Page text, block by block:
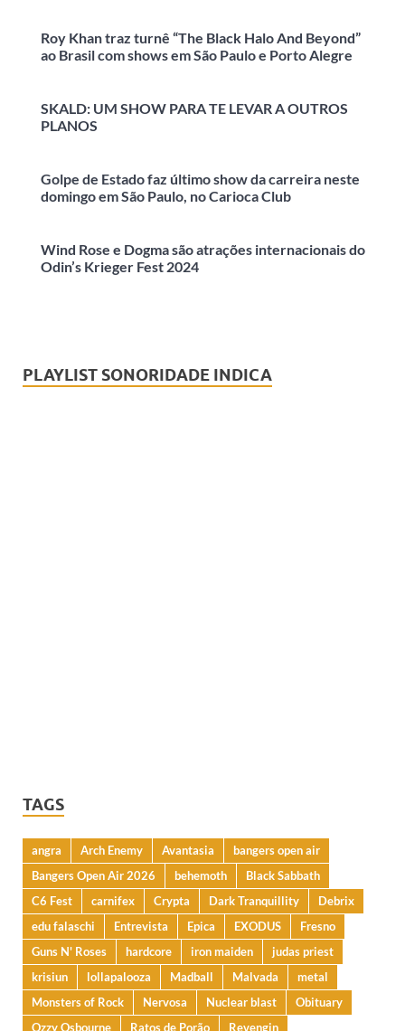
Roy Khan traz turnê “The Black Halo And Beyond”
ao Brasil com shows em São Paulo e Porto Alegre
SKALD: UM SHOW PARA TE LEVAR A OUTROS
PLANOS
Golpe de Estado faz último show da carreira neste
domingo em São Paulo, no Carioca Club
Wind Rose e Dogma são atrações internacionais do
Odin’s Krieger Fest 2024
PLAYLIST SONORIDADE INDICA
TAGS
angra Arch Enemy Avantasia
bangers open air
Bangers Open Air 2026
behemoth
Black Sabbath
C6 Fest
carnifex Crypta Dark Tranquillity
Debrix
edu falaschi
Entrevista Epica EXODUS
Fresno
Guns N' Roses
hardcore iron maiden
judas priest
krisiun
lollapalooza Madball Malvada
metal
Monsters of Rock
Nervosa Nuclear blast
Obituary
Ozzy Osbourne
Ratos de Porão Revengin